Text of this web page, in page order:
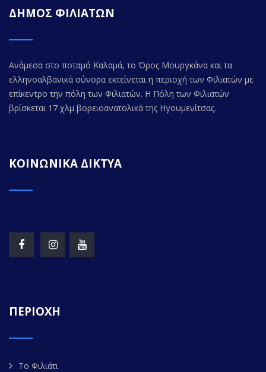
ΔΗΜΟΣ ΦΙΛΙΑΤΩΝ
Ανάμεσα στο ποταμό Καλαμά, το Όρος Μουργκάνα και τα
ελληνοαλβανικά σύνορα εκτείνεται η περιοχή των Φιλιατών με
επίκεντρο την πόλη των Φιλιατών. Η Πόλη των Φιλιατών
βρίσκεται 17 χλμ βορειοανατολικά της Ηγουμενίτσας.
ΚΟΙΝΩΝΙΚΑ ΔΙΚΤΥΑ
ΠΕΡΙΟΧΗ
Το Φιλιάτι